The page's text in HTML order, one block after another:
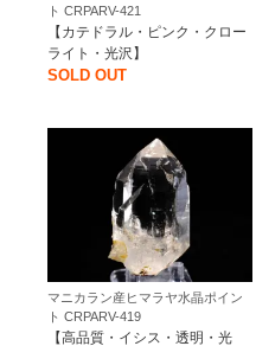
ト CRPARV-421
【カテドラル・ピンク・クロー
ライト・光沢】
SOLD OUT
マニカラン産ヒマラヤ水晶ポイン
ト CRPARV-419
【高品質・イシス・透明・光